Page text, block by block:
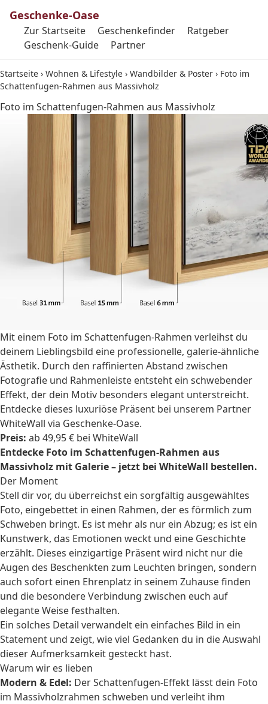
Geschenke-Oase
Zur Startseite Geschenkefinder
Ratgeber
Geschenk-Guide
Partner
Startseite › Wohnen & Lifestyle › Wandbilder & Poster › Foto im
Schattenfugen-Rahmen aus Massivholz
Foto im Schattenfugen-Rahmen aus Massivholz
Mit einem Foto im Schattenfugen-Rahmen verleihst du
deinem Lieblingsbild eine professionelle, galerie-ähnliche
Ästhetik. Durch den raffinierten Abstand zwischen
Fotografie und Rahmenleiste entsteht ein schwebender
Effekt, der dein Motiv besonders elegant unterstreicht.
Entdecke dieses luxuriöse Präsent bei unserem Partner
WhiteWall via Geschenke-Oase.
Preis: ab 49,95 € bei WhiteWall
Entdecke Foto im Schattenfugen-Rahmen aus
Massivholz mit Galerie – jetzt bei WhiteWall bestellen.
Der Moment
Stell dir vor, du überreichst ein sorgfältig ausgewähltes
Foto, eingebettet in einen Rahmen, der es förmlich zum
Schweben bringt. Es ist mehr als nur ein Abzug; es ist ein
Kunstwerk, das Emotionen weckt und eine Geschichte
erzählt. Dieses einzigartige Präsent wird nicht nur die
Augen des Beschenkten zum Leuchten bringen, sondern
auch sofort einen Ehrenplatz in seinem Zuhause finden
und die besondere Verbindung zwischen euch auf
elegante Weise festhalten.
Ein solches Detail verwandelt ein einfaches Bild in ein
Statement und zeigt, wie viel Gedanken du in die Auswahl
dieser Aufmerksamkeit gesteckt hast.
Warum wir es lieben
Modern & Edel: Der Schattenfugen-Effekt lässt dein Foto
im Massivholzrahmen schweben und verleiht ihm